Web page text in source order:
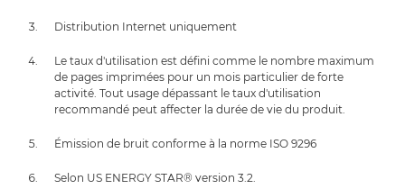
Distribution Internet uniquement
Le taux d'utilisation est défini comme le nombre maximum
de pages imprimées pour un mois particulier de forte
activité. Tout usage dépassant le taux d'utilisation
recommandé peut affecter la durée de vie du produit.
Émission de bruit conforme à la norme ISO 9296
Selon US ENERGY STAR® version 3.2.